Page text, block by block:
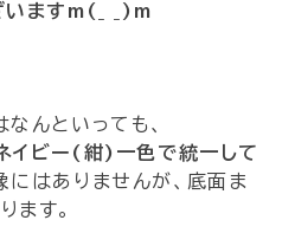
いますm(_ _)m
んといっても、
イビー(紺)一色で統一して
にはありませんが、底面ま
ます。